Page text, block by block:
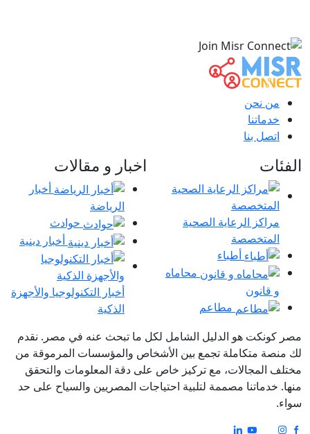
من نحن
خدماتنا
اتصل بنا
الفئات
مراكز الرعاية الصحية
المتخصصة
أطباء
محاماه
و قانون
مطاعم
اخبار و مقالات
أخبار
الرياضة
حوادث
أخبار دينية
أخبار التكنولوجيا والأجهزة
الذكية
مصر كونكت هو الدليل الشامل لكل ما تبحث عنه في مصر. نقدم
لك منصة متكاملة تجمع بين الأشخاص والمؤسسات المرموقة من
مختلف المجالات، مع تركيز خاص على دقة المعلومات والتحقق
منها. خدماتنا مصممة لتلبية احتياجات المصريين والسياح على حد
سواء.